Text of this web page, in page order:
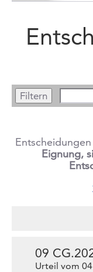
Entscheidungen
Eignung,
09
Urteil vom